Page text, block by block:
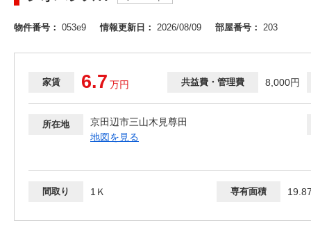
物件番号： 053e9 情報更新日： 2026/08/09 部屋番号： 203
家賃 6.7 万円 共益費・管理費 8,000円
所在地
京田辺市三山木見尊田
地図を見る
間取り 1Ｋ 専有面積